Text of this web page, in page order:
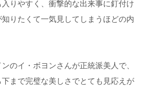
りやすく、衝撃的な出来事に釘付け
りたくて一気見してしまうほどの内
のイ・ボヨンさんが正統派美人で、
まで完璧な美しさでとても見応えが